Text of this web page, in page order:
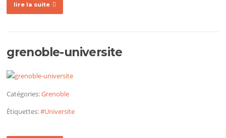
lire la suite
grenoble-universite
Catégories:Grenoble
Étiquettes:#Universite